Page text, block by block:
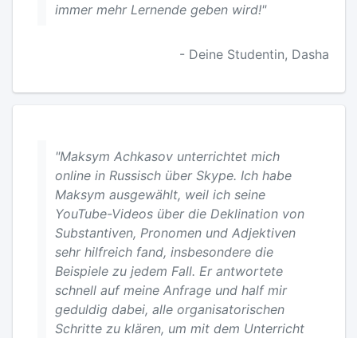
immer mehr Lernende geben wird!"
- Deine Studentin, Dasha
"Maksym Achkasov unterrichtet mich
online in Russisch über Skype. Ich habe
Maksym ausgewählt, weil ich seine
YouTube-Videos über die Deklination von
Substantiven, Pronomen und Adjektiven
sehr hilfreich fand, insbesondere die
Beispiele zu jedem Fall. Er antwortete
schnell auf meine Anfrage und half mir
geduldig dabei, alle organisatorischen
Schritte zu klären, um mit dem Unterricht